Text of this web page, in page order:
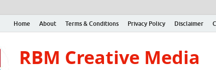
Home About Terms & Conditions Privacy Policy Disclaimer
RBM Creative Media